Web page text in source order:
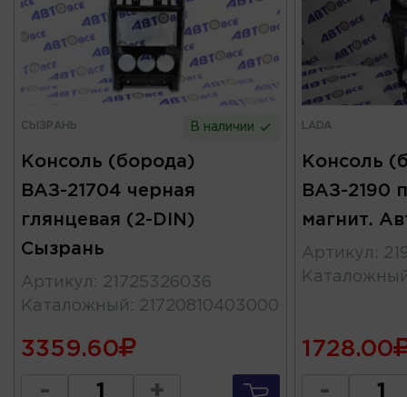
СЫЗРАНЬ В наличии
Консоль (борода)
ВАЗ-21704 черная
глянцевая (2-DIN)
Сызрань
Артикул : 21725326036
Каталожный : 21720810403000
3359.60
- +
LADA
Консоль
ВАЗ-2190
магнит.
Артикул :
1728.00
-